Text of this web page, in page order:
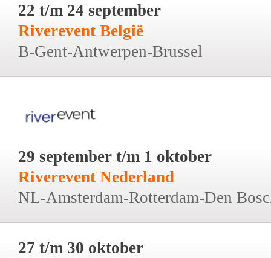
22 t/m 24 september
Riverevent België
B-Gent-Antwerpen-Brussel
29 september t/m 1 oktober
Riverevent Nederland
NL-Amsterdam-Rotterdam-Den
27 t/m 30 oktober